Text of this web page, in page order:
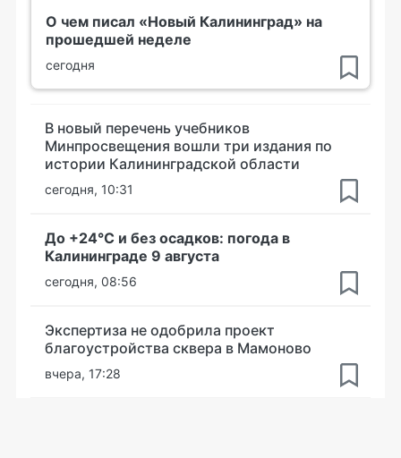
О чем писал «Новый Калининград» на
прошедшей неделе
сегодня
В новый перечень учебников
Минпросвещения вошли три издания по
истории Калининградской области
сегодня, 10:31
До +24°С и без осадков: погода в
Калининграде 9 августа
сегодня, 08:56
Экспертиза не одобрила проект
благоустройства сквера в Мамоново
вчера, 17:28